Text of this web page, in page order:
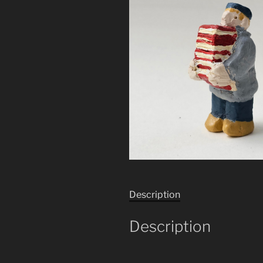
Description
Description